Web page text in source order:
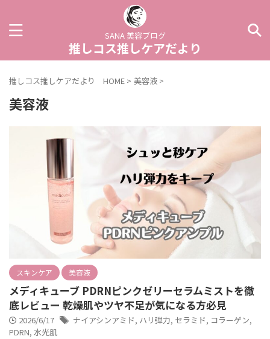
SANA 美容ブログ
推しコス推しケアだより
推しコス推しケアだより HOME > 美容液 >
美容液
スキンケア 美容液
メディキューブ PDRNピンクゼリーセラムミストを徹
底レビュー 乾燥肌やツヤ不足が気になる方必見
2026/6/17 ナイアシンアミド, ハリ弾力, セラミド, コラーゲン,
PDRN, 水光肌